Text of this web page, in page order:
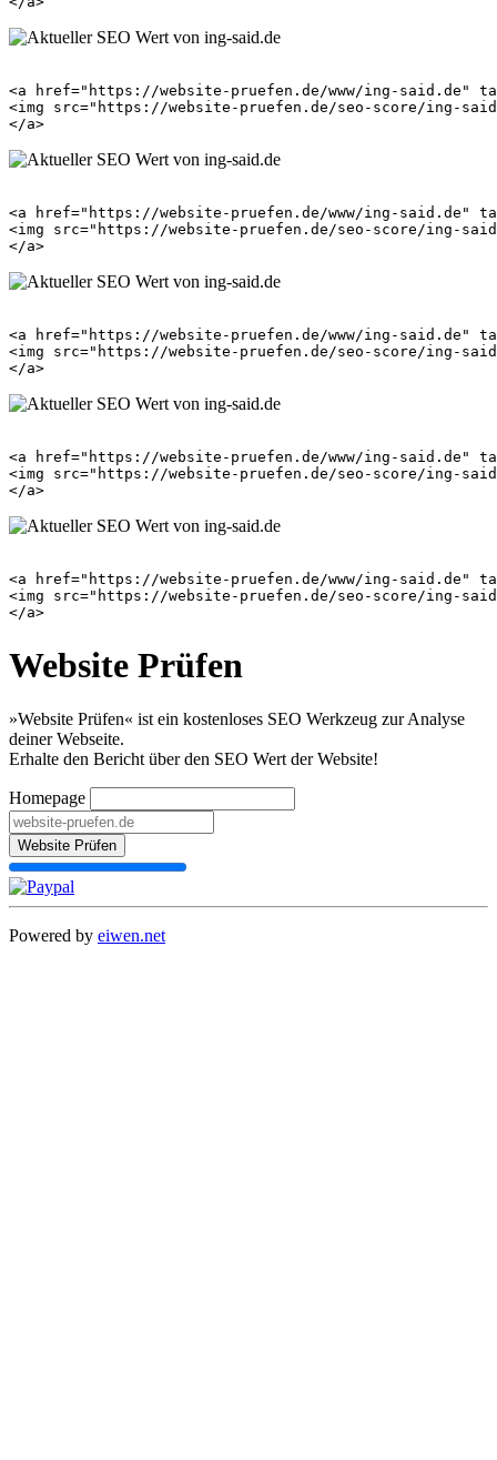
<a href="https://website-pruefen.de/www/ing-said.de"
<img src="https://website-pruefen.de/seo-score/ing-
<a href="https://website-pruefen.de/www/ing-said.de"
<img src="https://website-pruefen.de/seo-score/ing-
<a href="https://website-pruefen.de/www/ing-said.de"
<img src="https://website-pruefen.de/seo-score/ing-
<a href="https://website-pruefen.de/www/ing-said.de"
<img src="https://website-pruefen.de/seo-score/ing-
<a href="https://website-pruefen.de/www/ing-said.de"
<img src="https://website-pruefen.de/seo-score/ing-
Website Prüfen
»Website Prüfen« ist ein kostenloses SEO Werkzeug zur Analyse
deiner Webseite.
Erhalte den Bericht über den SEO Wert der Website!
Homepage
Website Prüfen
Powered by eiwen.net